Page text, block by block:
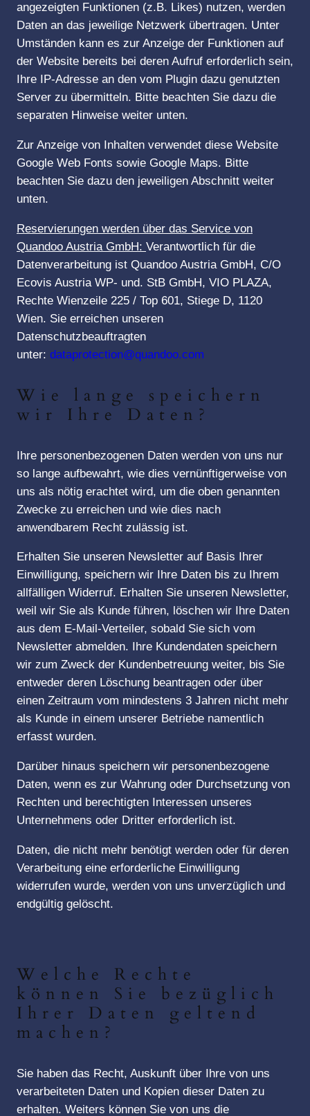
angezeigten Funktionen (z.B. Likes) nutzen, werden
Daten an das jeweilige Netzwerk übertragen. Unter
Umständen kann es zur Anzeige der Funktionen auf
der Website bereits bei deren Aufruf erforderlich sein,
Ihre IP-Adresse an den vom Plugin dazu genutzten
Server zu übermitteln. Bitte beachten Sie dazu die
separaten Hinweise weiter unten.
Zur Anzeige von Inhalten verwendet diese Website
Google Web Fonts sowie Google Maps. Bitte
beachten Sie dazu den jeweiligen Abschnitt weiter
unten.
Reservierungen werden über das Service von
Quandoo Austria GmbH: Verantwortlich für die
Datenverarbeitung ist Quandoo Austria GmbH, C/O
Ecovis Austria WP- und. StB GmbH, VIO PLAZA,
Rechte Wienzeile 225 / Top 601, Stiege D, 1120
Wien. Sie erreichen unseren
Datenschutzbeauftragten
unter: dataprotection@quandoo.com
Wie lange speichern
wir Ihre Daten?
Ihre personenbezogenen Daten werden von uns nur
so lange aufbewahrt, wie dies vernünftigerweise von
uns als nötig erachtet wird, um die oben genannten
Zwecke zu erreichen und wie dies nach
anwendbarem Recht zulässig ist.
Erhalten Sie unseren Newsletter auf Basis Ihrer
Einwilligung, speichern wir Ihre Daten bis zu Ihrem
allfälligen Widerruf. Erhalten Sie unseren Newsletter,
weil wir Sie als Kunde führen, löschen wir Ihre Daten
aus dem E-Mail-Verteiler, sobald Sie sich vom
Newsletter abmelden. Ihre Kundendaten speichern
wir zum Zweck der Kundenbetreuung weiter, bis Sie
entweder deren Löschung beantragen oder über
einen Zeitraum vom mindestens 3 Jahren nicht mehr
als Kunde in einem unserer Betriebe namentlich
erfasst wurden.
Darüber hinaus speichern wir personenbezogene
Daten, wenn es zur Wahrung oder Durchsetzung von
Rechten und berechtigten Interessen unseres
Unternehmens oder Dritter erforderlich ist.
Daten, die nicht mehr benötigt werden oder für deren
Verarbeitung eine erforderliche Einwilligung
widerrufen wurde, werden von uns unverzüglich und
endgültig gelöscht.
Welche Rechte
können Sie bezüglich
Ihrer Daten geltend
machen?
Sie haben das Recht, Auskunft über Ihre von uns
verarbeiteten Daten und Kopien dieser Daten zu
erhalten. Weiters können Sie von uns die